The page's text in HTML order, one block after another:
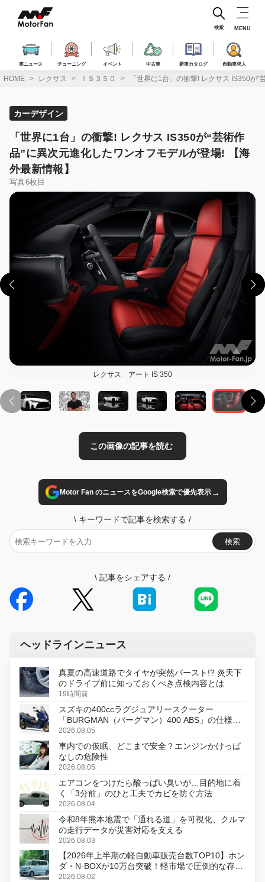
ス
車ニュース チューニング イベント 中古車 新車カタログ 自動車求人
検索 MENU
HOME レクサス ＩＳ３５０ 「世界に1台」の衝撃! レクサス IS350が
カーデザイン
「世界に1台」の衝撃! レクサス IS350が“芸術作
品”に異次元進化したワンオフモデルが登場! 【海
外最新情報】
写真6枚目
レクサス アート IS 350
この画像の記事を読む
Motor Fan のニュースをGoogle検索で優先表示→
\ キーワードで記事を検索する /
検索
\ 記事をシェアする /
ヘッドラインニュース
真夏の高速道路でタイヤが突然バースト!? 炎天下
のドライブ前に知っておくべき点検内容とは
19時間前
スズキの400ccラグジュアリースクーター
「BURGMAN（バーグマン）400 ABS」の仕様を
変更し、8月18日に発売
2026.08.05
車内での仮眠、どこまで安全？エンジンかけっぱ
なしの危険性
2026.08.05
エアコンをつけたら酸っぱい臭いが…目的地に着
く「3分前」のひと工夫でカビを防ぐ方法
2026.08.04
令和8年熊本地震で「通れる道」を可視化、クルマ
の走行データが災害対応を支える
2026.08.03
【2026年上半期の軽自動車販売台数TOP10】ホン
ダ・N-BOXが10万台突破！軽市場で圧倒的な存在
感
2026.08.02